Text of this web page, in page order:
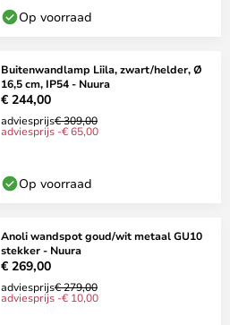
Op voorraad
Buitenwandlamp Liila, zwart/helder, Ø
16,5 cm, IP54 - Nuura
€ 244,00
adviesprijs€ 309,00
adviesprijs -€ 65,00
Op voorraad
Anoli wandspot goud/wit metaal GU10
stekker - Nuura
€ 269,00
adviesprijs€ 279,00
adviesprijs -€ 10,00